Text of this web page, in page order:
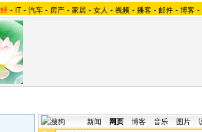
- IT - 汽车 - 房产 - 家居 - 女人 - 视频 - 播客 - 邮件 - 博客 -
新闻 网页 博客 音乐 图片